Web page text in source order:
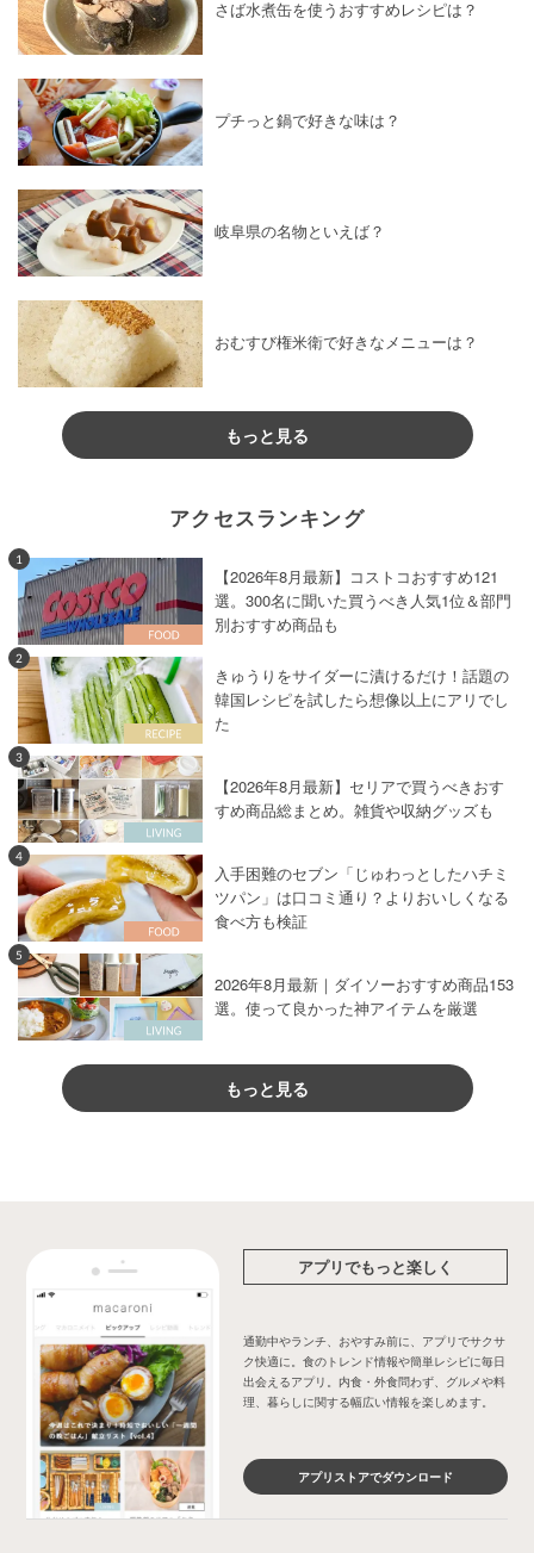
さば水煮缶を使うおすすめレシピは？
プチっと鍋で好きな味は？
岐阜県の名物といえば？
おむすび権米衛で好きなメニューは？
もっと見る
アクセスランキング
1
【2026年8月最新】コストコおすすめ121
選。300名に聞いた買うべき人気1位＆部門
別おすすめ商品も
2
きゅうりをサイダーに漬けるだけ！話題の
韓国レシピを試したら想像以上にアリでし
た
3
【2026年8月最新】セリアで買うべきおす
すめ商品総まとめ。雑貨や収納グッズも
4
入手困難のセブン「じゅわっとしたハチミ
ツパン」は口コミ通り？よりおいしくなる
食べ方も検証
5
2026年8月最新｜ダイソーおすすめ商品153
選。使って良かった神アイテムを厳選
もっと見る
アプリでもっと楽しく
通勤中やランチ、おやすみ前に、アプリでサクサ
ク快適に。食のトレンド情報や簡単レシピに毎日
出会えるアプリ。内食・外食問わず、グルメや料
理、暮らしに関する幅広い情報を楽しめます。
アプリストアでダウンロード